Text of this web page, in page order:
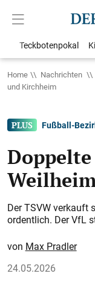
Teckbotenpokal
Home Nachrichten
und Kirchheim
Fußball-
Der TSVW verkauft
ordentlich. Der VfL
Max Pradler
24.05.2026